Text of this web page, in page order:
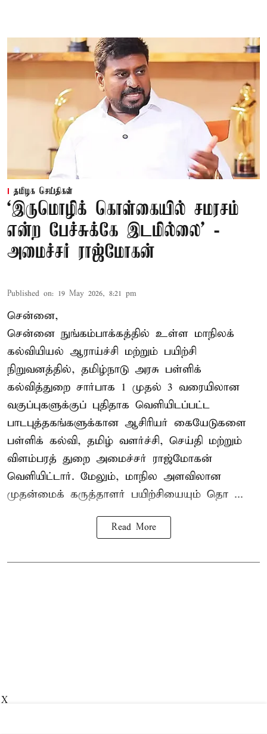
தமிழக செய்திகள்
‘இருமொழிக் கொள்கையில் சமரசம்
என்ற பேச்சுக்கே இடமில்லை’ -
அமைச்சர் ராஜ்மோகன்
Published on: 19 May 2026, 8:21 pm
சென்னை,
சென்னை நுங்கம்பாக்கத்தில் உள்ள மாநிலக்
கல்வியியல் ஆராய்ச்சி மற்றும் பயிற்சி
நிறுவனத்தில், தமிழ்நாடு அரசு பள்ளிக்
கல்வித்துறை சார்பாக 1 முதல் 3 வரையிலான
வகுப்புகளுக்குப் புதிதாக வெளியிடப்பட்ட
பாடபுத்தகங்களுக்கான ஆசிரியர் கையேடுகளை
பள்ளிக் கல்வி, தமிழ் வளர்ச்சி, செய்தி மற்றும்
விளம்பரத் துறை அமைச்சர் ராஜ்மோகன்
வெளியிட்டார். மேலும், மாநில அளவிலான
முதன்மைக் கருத்தாளர் பயிற்சியையும் தொ ...
Read More
X